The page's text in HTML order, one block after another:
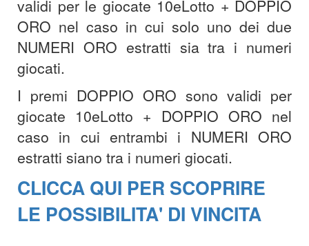
validi per le giocate 10eLotto + DOPPIO
ORO nel caso in cui solo uno dei due
NUMERI ORO estratti sia tra i numeri
giocati.
I premi DOPPIO ORO sono validi per
giocate 10eLotto + DOPPIO ORO nel
caso in cui entrambi i NUMERI ORO
estratti siano tra i numeri giocati.
CLICCA QUI PER SCOPRIRE
LE POSSIBILITA' DI VINCITA